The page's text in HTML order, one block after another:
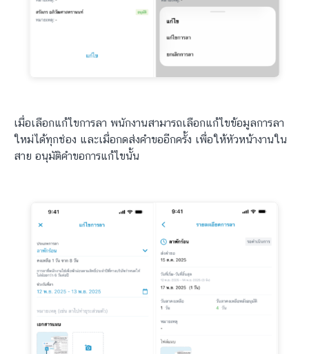
เมื่อเลือกแก้ไขการลา พนักงานสามารถเลือกแก้ไขข้อมูลการลา
ใหม่ได้ทุกช่อง และเมื่อกดส่งคำขออีกครั้ง เพื่อให้หัวหน้างานใน
สาย อนุมัติคำขอการแก้ไขนั้น